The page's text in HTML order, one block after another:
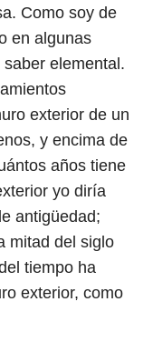
Como soy de
en algunas
elemental.
exterior de un
y encima de
años tiene
yo diría
antigüedad;
mitad del siglo
tiempo ha
exterior, como